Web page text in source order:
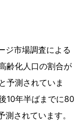
ジ市場調査による
齢化人口の割合が
予測されていま
10年半ばまでに80
されています。